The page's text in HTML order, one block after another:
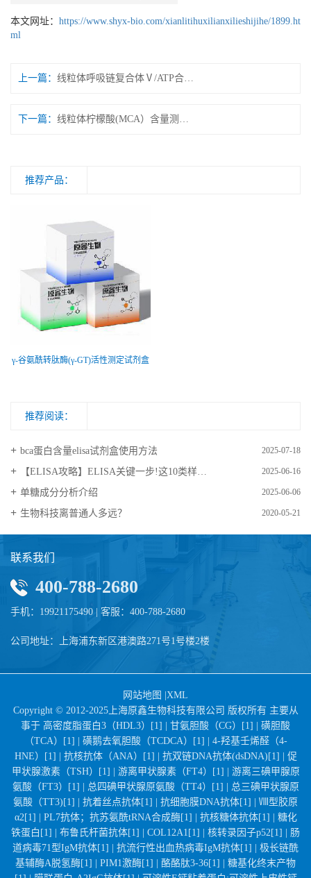
本文网址： https://www.shyx-bio.com/xianlitihuxilianxilieshijihe/1899.ht
ml
上一篇：
下一篇：
推荐产品：
γ-谷氨酰转肽酶(γ-GT)活性测定试剂盒
推荐阅读：
bca蛋白含量elisa试剂盒使用方法 2025-07-18
【ELISA攻略】ELISA关键一步!这10类样品要如何处理? 2025-06-16
​单糖成分分析介绍 2025-06-06
生物科技离普通人多远？ 2020-05-21
联系我们
400-788-2680
手机：19921175490 | 客服：400-788-2680
公司地址：上海浦东新区港澳路271号1号楼2楼
网站地图 |XML
Copyright © 2012-2025上海原鑫生物科技有限公司 版权所有 主要从
事于 高密度脂蛋白3（HDL3）[1] | 甘氨胆酸（CG）[1] | 磺胆酸
（TCA）[1] | 磺鹅去氧胆酸（TCDCA）[1] | 4-羟基壬烯醛（4-
HNE）[1] | 抗核抗体（ANA）[1] | 抗双链DNA抗体(dsDNA)[1] | 促
甲状腺激素（TSH）[1] | 游离甲状腺素（FT4）[1] | 游离三碘甲腺原
氨酸（FT3）[1] | 总四碘甲状腺原氨酸（TT4）[1] | 总三碘甲状腺原
氨酸（TT3)[1] | 抗着丝点抗体[1] | 抗细胞膜DNA抗体[1] | Ⅷ型胶原
α2[1] | PL7抗体；抗苏氨酰tRNA合成酶[1] | 抗核糖体抗体[1] | 糖化
铁蛋白[1] | 布鲁氏杆菌抗体[1] | COL12A1[1] | 核转录因子p52[1] | 肠
道病毒71型IgM抗体[1] | 抗流行性出血热病毒IgM抗体[1] | 极长链酰
基辅酶A脱氢酶[1] | PIM1激酶[1] | 酪酪肽3-36[1] | 糖基化终末产物